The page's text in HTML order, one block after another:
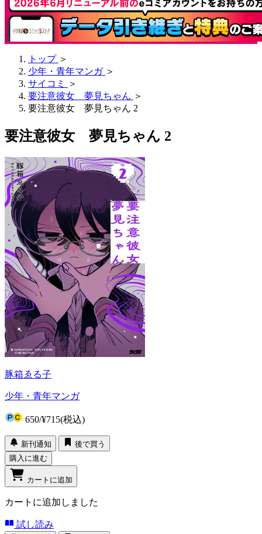
トップ ＞
少年・青年マンガ ＞
サイコミ
＞
要注意彼女 夢見ちゃん ＞
要注意彼女 夢見ちゃん 2
要注意彼女 夢見ちゃん 2
豚箱ゑる子
少年・青年マンガ
650/¥715(税込)
新刊通知
後で買う
購入に進む
カートに追加
カートに追加しました
試し読み